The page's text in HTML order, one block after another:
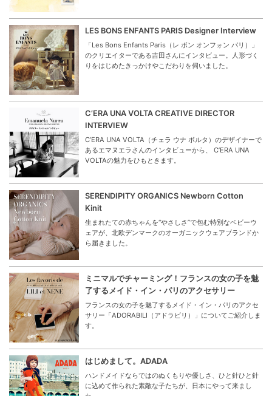
LES BONS ENFANTS PARIS Designer Interview
「Les Bons Enfants Paris（レ ボン オンフォン パリ）」
のクリエイターである吉田さんにインタビュー。人形づく
りをはじめたきっかけやこだわりを伺いました。
C’ERA UNA VOLTA CREATIVE DIRECTOR
INTERVIEW
C’ERA UNA VOLTA（チェラ ウナ ボルタ）のデザイナーで
あるエマヌエラさんのインタビューから、 C’ERA UNA
VOLTAの魅力をひもときます。
SERENDIPITY ORGANICS Newborn Cotton
Kinit
生まれたての赤ちゃんを“やさしさ”で包む特別なベビーウ
ェアが、北欧デンマークのオーガニックウェアブランドか
ら届きました。
ミニマルでチャーミング！フランスの女の子を魅
了するメイド・イン・パリのアクセサリー
フランスの女の子を魅了するメイド・イン・パリのアクセ
サリー「ADORABILI（アドラビリ）」についてご紹介しま
す。
はじめまして。ADADA
ハンドメイドならではのぬくもりや優しさ、ひと針ひと針
に込めて作られた素敵な子たちが、日本にやって来まし